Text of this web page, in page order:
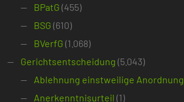
BPatG (455)
BSG (610)
BVerfG (1.068)
Gerichtsentscheidung (5.043)
Ablehnung einstweilige Anordnung
Anerkenntnisurteil (1)